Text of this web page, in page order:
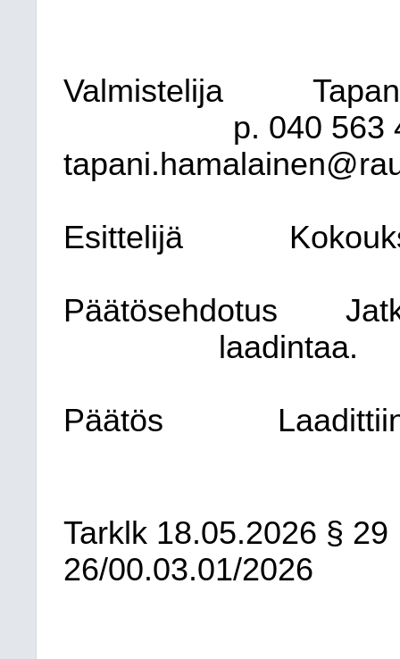
Valmistelija
p. 040 563
Esittelijä
Päätösehdotus
laadintaa.
Päätös
Tarklk 18.05.2026 § 29
26/00.03.01/2026